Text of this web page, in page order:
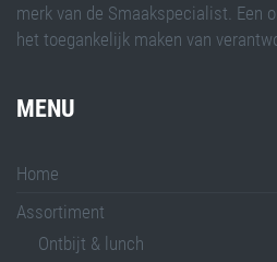
merk van de Smaakspecialist. Een
het toegankelijk maken van
MENU
Home
Assortiment
Ontbijt & lunch